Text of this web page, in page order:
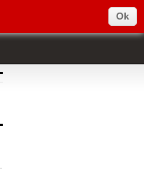
Ok